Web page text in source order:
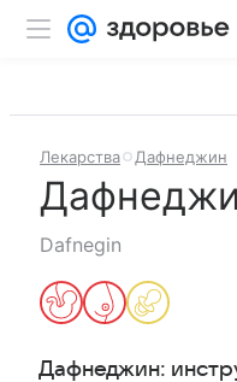
Лекарства Дафнеджин
Dafnegin
Дафнеджин: